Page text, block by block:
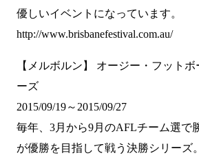
優しいイベントになっています。
http://www.brisbanefestival.com.au/
【メルボルン】 オージー・フット
ーズ
2015/09/19～2015/09/27
毎年、3月から9月のAFLチーム選で
が優勝を目指して戦う決勝シリーズ